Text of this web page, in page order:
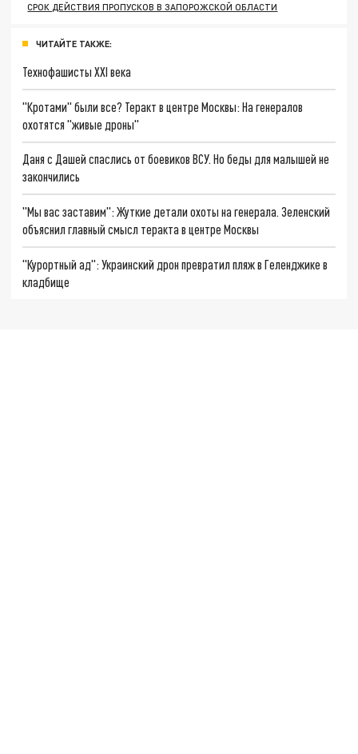
СРОК ДЕЙСТВИЯ ПРОПУСКОВ В ЗАПОРОЖСКОЙ ОБЛАСТИ
ЧИТАЙТЕ ТАКЖЕ:
Технофашисты XXI века
"Кротами" были все? Теракт в центре Москвы: На генералов
охотятся "живые дроны"
Даня с Дашей спаслись от боевиков ВСУ. Но беды для малышей не
закончились
"Мы вас заставим": Жуткие детали охоты на генерала. Зеленский
объяснил главный смысл теракта в центре Москвы
"Курортный ад": Украинский дрон превратил пляж в Геленджике в
кладбище